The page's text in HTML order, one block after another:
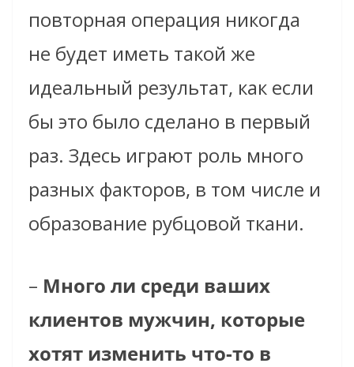
повторная операция никогда
не будет иметь такой же
идеальный результат, как если
бы это было сделано в первый
раз. Здесь играют роль много
разных факторов, в том числе и
образование рубцовой ткани.
– Много ли среди ваших
клиентов мужчин, которые
хотят изменить что-то в